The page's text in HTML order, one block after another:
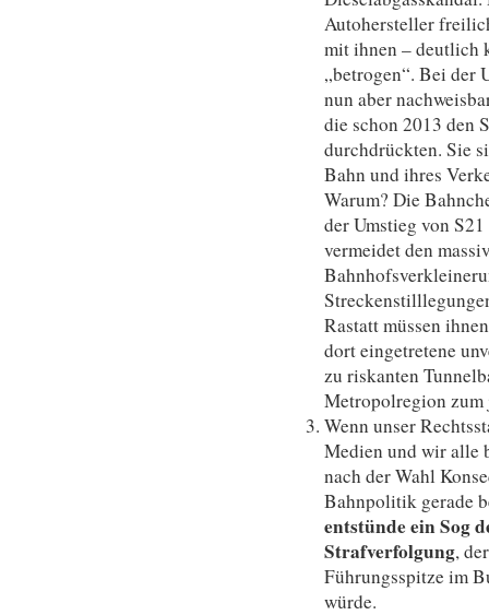
Autohersteller
mit ihnen – deutlich
„betrogen“. Bei der
nun aber
die schon 2013 den
durchdrückten. Sie
Bahn und ihres
Warum? Die
der Umstieg von
vermeidet den
Rastatt müssen
dort eingetretene
zu riskanten
Metropolregion zum
Wenn unser
Medien und wir alle
nach der Wahl
Bahnpolitik gerade
entstünde ein Sog
Strafverfolgung,
Führungsspitze im
würde.